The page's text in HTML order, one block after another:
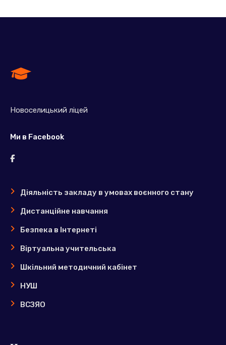
Новоселицький ліцей
Ми в Facebook
Діяльність закладу в умовах воєнного стану
Дистанційне навчання
Безпека в Інтернеті
Віртуальна учительська
Шкільний методичний кабінет
НУШ
ВСЗЯО